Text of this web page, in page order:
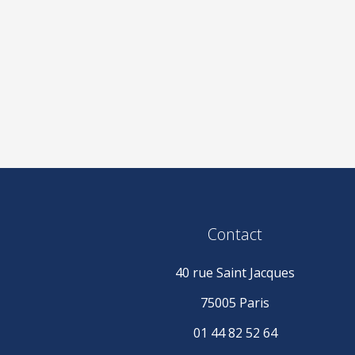
Contact
40 rue Saint Jacques
75005 Paris
01 44 82 52 64